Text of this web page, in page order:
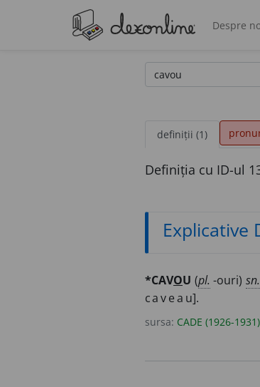
Despre
definiții (1)
Definiția cu ID-ul
Explicative
*CAVOU (pl. -ouri) sn.
cavea u].
sursa: CADE (1926-1931)